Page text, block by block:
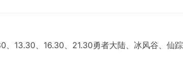
、13.30、16.30、21.30勇者大陆、冰风谷、仙踪